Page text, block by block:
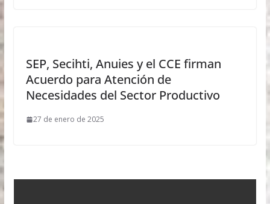
SEP, Secihti, Anuies y el CCE firman
Acuerdo para Atención de
Necesidades del Sector Productivo
27 de enero de 2025